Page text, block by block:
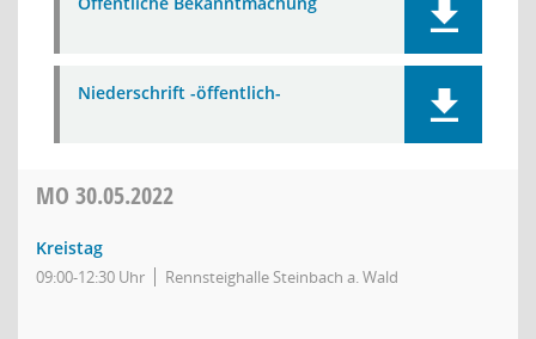
Niederschrift -öffentlich-
MO 30.05.2022
Kreistag
09:00-12:30 Uhr Rennsteighalle Steinbach a. Wald